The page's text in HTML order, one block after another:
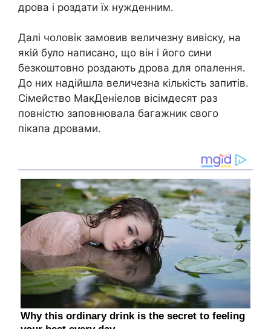
дрова і роздати їх нужденним.
Далі чоловік замовив величезну вивіску, на
якій було написано, що він і його сини
безкоштовно роздають дрова для опалення.
До них надійшла величезна кількість запитів.
Сімейство МакДеніелов вісімдесят раз
повністю заповнювала багажник свого
пікапа дровами.